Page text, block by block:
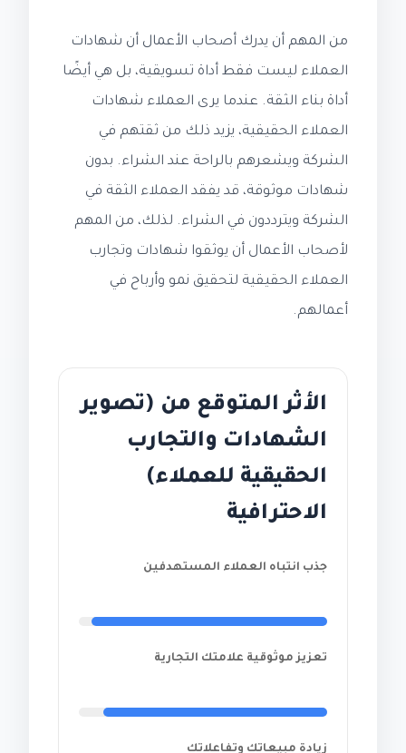
من المهم أن يدرك أصحاب الأعمال أن شهادات
العملاء ليست فقط أداة تسويقية، بل هي أيضًا
أداة بناء الثقة. عندما يرى العملاء شهادات
العملاء الحقيقية، يزيد ذلك من ثقتهم في
الشركة ويشعرهم بالراحة عند الشراء. بدون
شهادات موثوقة، قد يفقد العملاء الثقة في
الشركة ويترددون في الشراء. لذلك، من المهم
لأصحاب الأعمال أن يوثقوا شهادات وتجارب
العملاء الحقيقية لتحقيق نمو وأرباح في
أعمالهم.
الأثر المتوقع من (تصوير
الشهادات والتجارب
الحقيقية للعملاء)
الاحترافية
جذب انتباه العملاء المستهدفين
تعزيز موثوقية علامتك التجارية
زيادة مبيعاتك وتفاعلاتك